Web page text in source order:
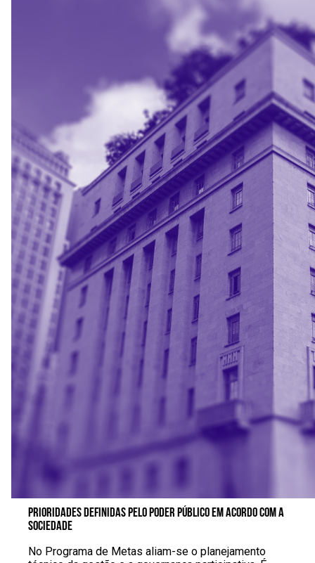
PRIORIDADES DEFINIDAS PELO PODER PÚBLICO EM ACORDO COM A
SOCIEDADE
No Programa de Metas aliam-se o planejamento